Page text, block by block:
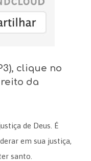
clique no
da
de Deus. É
em sua justiça,
santo.